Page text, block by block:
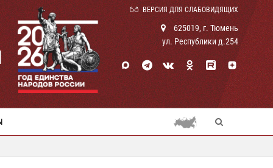
ВЕРСИЯ ДЛЯ СЛАБОВИДЯЩИХ
625019, г. Тюмень
ул. Республики д.254